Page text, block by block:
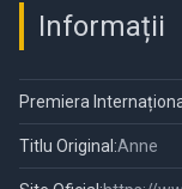
Informații
Premiera
Titlu Original:Anne